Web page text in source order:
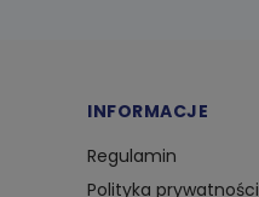
INFORMACJE
Regulamin
Polityka prywatności